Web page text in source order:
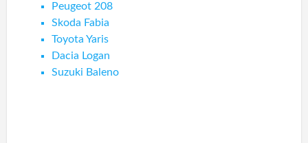
Peugeot 208
Skoda Fabia
Toyota Yaris
Dacia Logan
Suzuki Baleno